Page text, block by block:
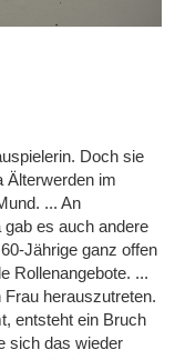
Doch sie
Älterwerden im
... An
es auch andere
Jährige ganz offen
Rollenangebote. ...
herauszutreten.
entsteht ein Bruch
sich das wieder